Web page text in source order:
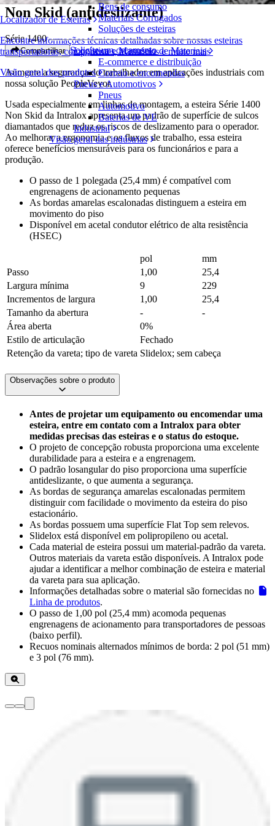
Localizador de Esteiras
Encontre informações técnicas detalhadas sobre nossas esteiras
transportadoras, componentes, acessórios e muito mais
Visão geral dos produtos
Bens de consumo
Materiais Corrugados
Soluções de esteiras
Logística e Manuseio de Materiais
E-commerce e distribuição
Correio e encomendas
Pneus e Automotivos
Pneus
Automotivo
Baterias de VE
Industrial
Visão geral das indústrias
Non Skid (antideslizante)
Série 1400
Compartilhar Solicite um orçamento
Aumente a segurança do trabalhador em aplicações industriais com
nossa solução PeopleVeyor.
Usada especialmente em linhas de montagem, a esteira Série 1400
Non Skid da Intralox apresenta um padrão de superfície de sulcos
diamantados que reduz os riscos de deslizamento para o operador.
Ao melhorar a ergonomia e os fluxos de trabalho, essa esteira
oferece benefícios mensuráveis para os funcionários e para a
produção.
O passo de 1 polegada (25,4 mm) é compatível com
engrenagens de acionamento pequenas
As bordas amarelas escalonadas distinguem a esteira em
movimento do piso
Disponível em acetal condutor elétrico de alta resistência
(HSEC)
pol
mm
Passo
1,00
25,4
Largura mínima
9
229
Incrementos de largura
1,00
25,4
Tamanho da abertura
-
-
Área aberta
0%
Estilo de articulação
Fechado
Retenção da vareta; tipo de vareta Slidelox; sem cabeça
Observações sobre o produto
Antes de projetar um equipamento ou encomendar uma
esteira, entre em contato com a Intralox para obter
medidas precisas das esteiras e o status do estoque.
O projeto de concepção robusta proporciona uma excelente
durabilidade para a esteira e a engrenagem.
O padrão losangular do piso proporciona uma superfície
antideslizante, o que aumenta a segurança.
As bordas de segurança amarelas escalonadas permitem
distinguir com facilidade o movimento da esteira do piso
estacionário.
As bordas possuem uma superfície Flat Top sem relevos.
Slidelox está disponível em polipropileno ou acetal.
Cada material de esteira possui um material-padrão da vareta.
Outros materiais da vareta estão disponíveis. A Intralox pode
ajudar a identificar a melhor combinação de esteira e material
da vareta para sua aplicação.
Informações detalhadas sobre o material são fornecidas no
Linha de produtos.
O passo de 1,00 pol (25,4 mm) acomoda pequenas
engrenagens de acionamento para transportadores de pessoas
(baixo perfil).
Recuos nominais alternados mínimos de borda: 2 pol (51 mm)
e 3 pol (76 mm).